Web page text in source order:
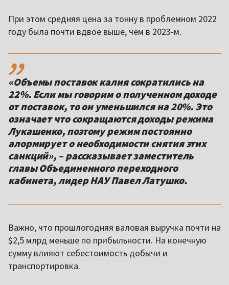
При этом средняя цена за тонну в проблемном 2022
году была почти вдвое выше, чем в 2023-м.
,,
«Объемы поставок калия сократились на
22%. Если мы говорим о полученном доходе
от поставок, то он уменьшился на 20%. Это
означает что сокращаются доходы режима
Лукашенко, поэтому режим постоянно
алормирует о необходимости снятия этих
санкций», – рассказывает заместитель
главы Объединенного переходного
кабинета, лидер НАУ Павел Латушко.
Важно, что прошлогодняя валовая выручка почти на
$2,5 млрд меньше по прибыльности. На конечную
сумму влияют себестоимость добычи и
транспортировка.